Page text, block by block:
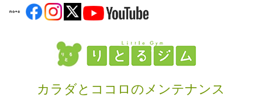
カラダとココロのメンテナンス